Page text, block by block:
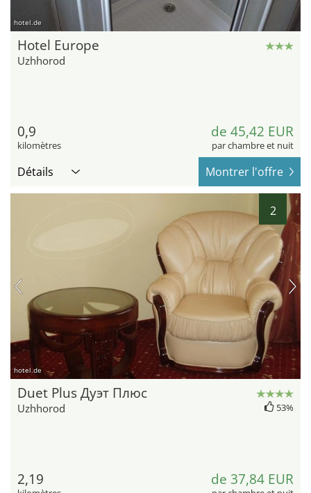
hotel.de
Hotel Europe
Uzhhorod
0,9
kilomètres
de 45,42 EUR
par chambre et nuit
Détails Montrer l'offre
2
hotel.de
Duet Plus Дуэт Плюс
Uzhhorod 53%
2,19 de 37,84 EUR